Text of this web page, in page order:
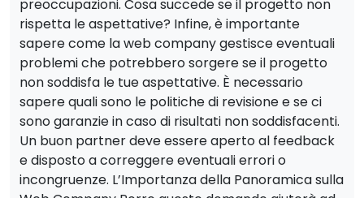
preoccupazioni. Cosa succede se il progetto non
rispetta le aspettative? Infine, è importante
sapere come la web company gestisce eventuali
problemi che potrebbero sorgere se il progetto
non soddisfa le tue aspettative. È necessario
sapere quali sono le politiche di revisione e se ci
sono garanzie in caso di risultati non soddisfacenti.
Un buon partner deve essere aperto al feedback
e disposto a correggere eventuali errori o
incongruenze. L’Importanza della Panoramica sulla